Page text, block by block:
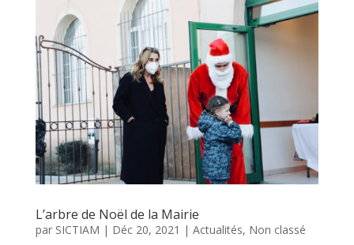
L’arbre de Noël de la Mairie
par SICTIAM | Déc 20, 2021 | Actualités, Non classé